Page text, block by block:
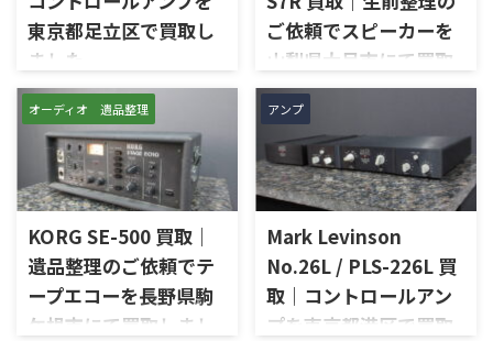
に見てほしい」とご相談いた
だいたものです。 McIntosh
MC252は、250W×2chの出力
を備えた2チャンネルパワーア
ンプで、同社らしいブルーのパ
ワーメーター、ガラスフロント
パネル、Autoformer、Power
Guard、Sentry Monitorなどを
備えたモデルです。査定では、
左右チャン ...
ム、トーンコントロール、フォ
ノ入力、スピーカー出力、Pre
Out、Main Amp入力、外観コ
付属品の有無を確認しながら
査定いたしました。 買取商
品：SANSUI AU-D907 LIMITED
メーカー：SANSUI / 山水 / ...
東京都足立区で買取し
ました
東京都足立区で、McIntoshの
コントロールアンプ「C712」
を出張買取させていただきま
した。今回のお品物は、
McIntoshらしいガラスパネル
デザインとリモート操作機能
を備えた2chソリッドステート
式のコントロールアンプで、左
右チャンネルの音出し、入力
切替、ボリューム、トーンコン
トロール、MMフォノ入力、バ
ご依頼でスピーカーを
山梨県大月市にて買取
しました
山梨県大月市で、生前整理に伴
いJBLの大型スピーカー「C50
OLYMPUS S7R」を出張買取さ
せていただきました。今回の
お品物は、長年大切に音楽を
楽しまれてきたご本人様より、
オーディオ機器の整理を進めた
いとのご相談をいただいたも
のです。 JBL C50 OLYMPUS
S7Rは、Olympus専用エンクロ
オーディオ 遺品整理
KORG SE-500 買取｜
遺品整理のご依頼でテ
ープエコーを長野県駒
ケ根市にて買取しまし
アンプ
Mark Levinson
No.26L / PLS-226L 買
取｜コントロールアン
プを東京都港区で買取